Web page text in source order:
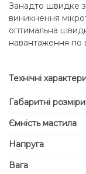
Занадто швидке
виникнення
оптимальна
навантаження по
Технічні
Габаритні розміри
Ємність мастила
Напруга
Вага